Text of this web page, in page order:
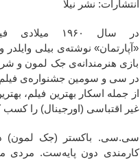
انتشارات: نشر نیلا
در سال ۱۹۶۰
«آپارتمان» نوشته‌ی بیلی
بازی هنرمندانه‌ی جک لمون و
در سی و سومین جشنواره‌ی فیلم
از جمله اسکار بهترین فیلم،
غیر اقتباسی (اورجینال) را کسب
سی.سی. باکستر (جک لمون)
کارمندی دون پایه‌ست. مردی